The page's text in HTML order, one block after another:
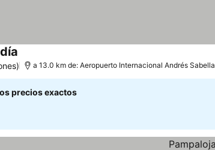
a 13.0 km de: Aeropuerto Internacional Andrés Sabella
precios exactos